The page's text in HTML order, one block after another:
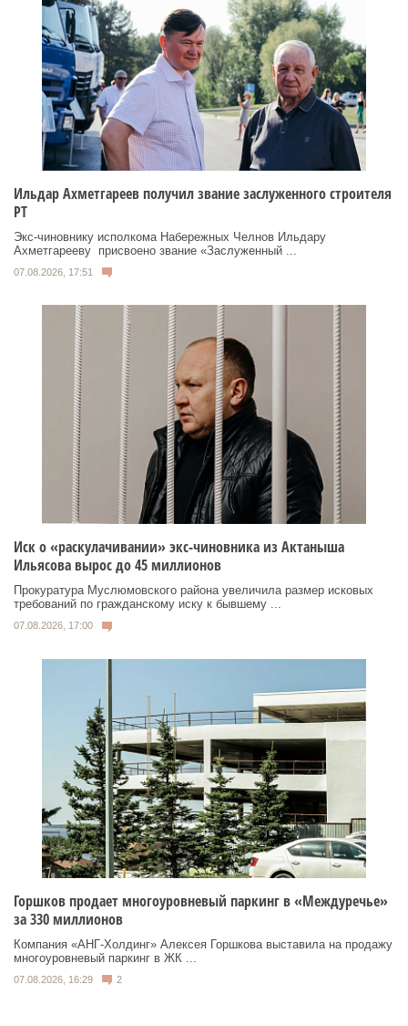
Ильдар Ахметгареев получил звание заслуженного строителя
РТ
Экс‑чиновнику исполкома Набережных Челнов Ильдару
Ахметгарееву присвоено звание «Заслуженный ...
07.08.2026, 17:51
Иск о «раскулачивании» экс-чиновника из Актаныша
Ильясова вырос до 45 миллионов
Прокуратура Муслюмовского района увеличила размер исковых
требований по гражданскому иску к бывшему ...
07.08.2026, 17:00
Горшков продает многоуровневый паркинг в «Междуречье»
за 330 миллионов
Компания «АНГ-Холдинг» Алексея Горшкова выставила на продажу
многоуровневый паркинг в ЖК ...
07.08.2026, 16:29 2